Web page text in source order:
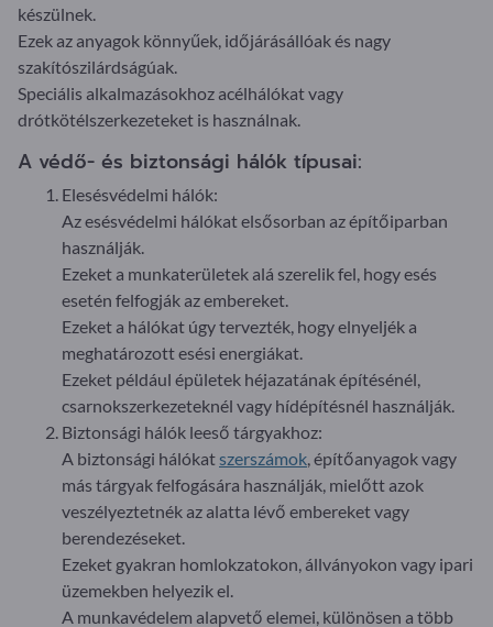
készülnek.
Ezek az anyagok könnyűek, időjárásállóak és nagy
szakítószilárdságúak.
Speciális alkalmazásokhoz acélhálókat vagy
drótkötélszerkezeteket is használnak.
A védő- és biztonsági hálók típusai:
Elesésvédelmi hálók:
Az esésvédelmi hálókat elsősorban az építőiparban
használják.
Ezeket a munkaterületek alá szerelik fel, hogy esés
esetén felfogják az embereket.
Ezeket a hálókat úgy tervezték, hogy elnyeljék a
meghatározott esési energiákat.
Ezeket például épületek héjazatának építésénél,
csarnokszerkezeteknél vagy hídépítésnél használják.
Biztonsági hálók leeső tárgyakhoz:
A biztonsági hálókatszerszámok, építőanyagok vagy
más tárgyak felfogására használják, mielőtt azok
veszélyeztetnék az alatta lévő embereket vagy
berendezéseket.
Ezeket gyakran homlokzatokon, állványokon vagy ipari
üzemekben helyezik el.
A munkavédelem alapvető elemei, különösen a több